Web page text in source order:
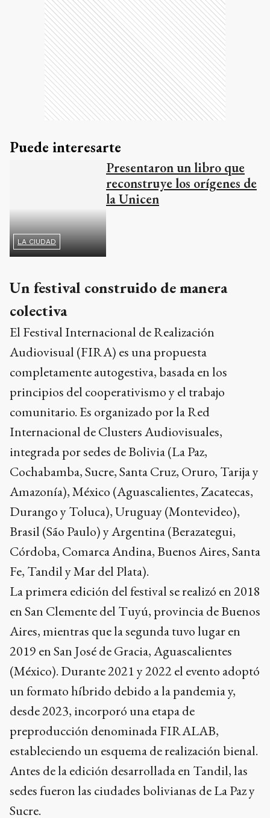
Puede interesarte
Presentaron un libro que
reconstruye los orígenes de
la Unicen
Un festival construido de manera
colectiva
El Festival Internacional de Realización
Audiovisual (FIRA) es una propuesta
completamente autogestiva, basada en los
principios del cooperativismo y el trabajo
comunitario. Es organizado por la Red
Internacional de Clusters Audiovisuales,
integrada por sedes de Bolivia (La Paz,
Cochabamba, Sucre, Santa Cruz, Oruro, Tarija y
Amazonía), México (Aguascalientes, Zacatecas,
Durango y Toluca), Uruguay (Montevideo),
Brasil (São Paulo) y Argentina (Berazategui,
Córdoba, Comarca Andina, Buenos Aires, Santa
Fe, Tandil y Mar del Plata).
La primera edición del festival se realizó en 2018
en San Clemente del Tuyú, provincia de Buenos
Aires, mientras que la segunda tuvo lugar en
2019 en San José de Gracia, Aguascalientes
(México). Durante 2021 y 2022 el evento adoptó
un formato híbrido debido a la pandemia y,
desde 2023, incorporó una etapa de
preproducción denominada FIRALAB,
estableciendo un esquema de realización bienal.
Antes de la edición desarrollada en Tandil, las
sedes fueron las ciudades bolivianas de La Paz y
Sucre.